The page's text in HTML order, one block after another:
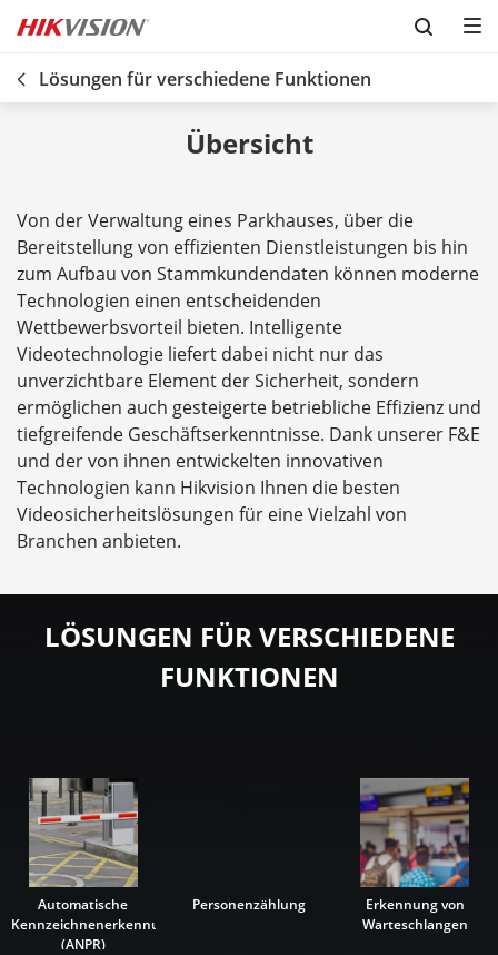
Skip to content
Lösungen für verschiedene Funktionen
Übersicht
Von der Verwaltung eines Parkhauses, über die
Bereitstellung von effizienten Dienstleistungen bis hin
zum Aufbau von Stammkundendaten können moderne
Technologien einen entscheidenden
Wettbewerbsvorteil bieten. Intelligente
Videotechnologie liefert dabei nicht nur das
unverzichtbare Element der Sicherheit, sondern
ermöglichen auch gesteigerte betriebliche Effizienz und
tiefgreifende Geschäftserkenntnisse. Dank unserer F&E
und der von ihnen entwickelten innovativen
Technologien kann Hikvision Ihnen die besten
Videosicherheitslösungen für eine Vielzahl von
Branchen anbieten.
LÖSUNGEN FÜR VERSCHIEDENE
FUNKTIONEN
Automatische
Kennzeichnenerkennung
(ANPR)
Personenzählung
Erkennung von
Warteschlangen